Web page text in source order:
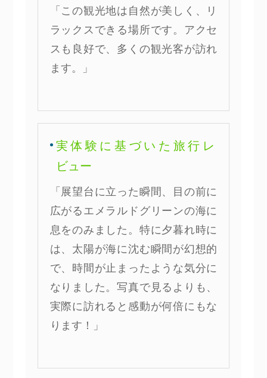
「この観光地は自然が美しく、リ
ラックスできる場所です。アクセ
スも良好で、多くの観光客が訪れ
ます。」
実体験に基づいた旅行レ
ビュー
「展望台に立った瞬間、目の前に
広がるエメラルドグリーンの海に
息をのみました。特に夕暮れ時に
は、太陽が海に沈む瞬間が幻想的
で、時間が止まったような気分に
なりました。写真で見るよりも、
実際に訪れると感動が何倍にもな
ります！」